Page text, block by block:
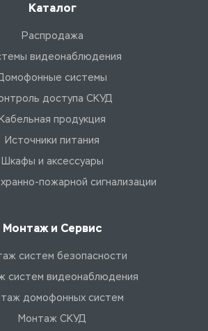
Каталог
Распродажа
видеонаблюдения
системы
доступа СКУД
Кабельная продукция
Источники питания
Шкафы и аксессуары
пожарной сигнализации
Монтаж и Сервис
систем безопасности
систем видеонаблюдения
домофонных систем
Монтаж СКУД